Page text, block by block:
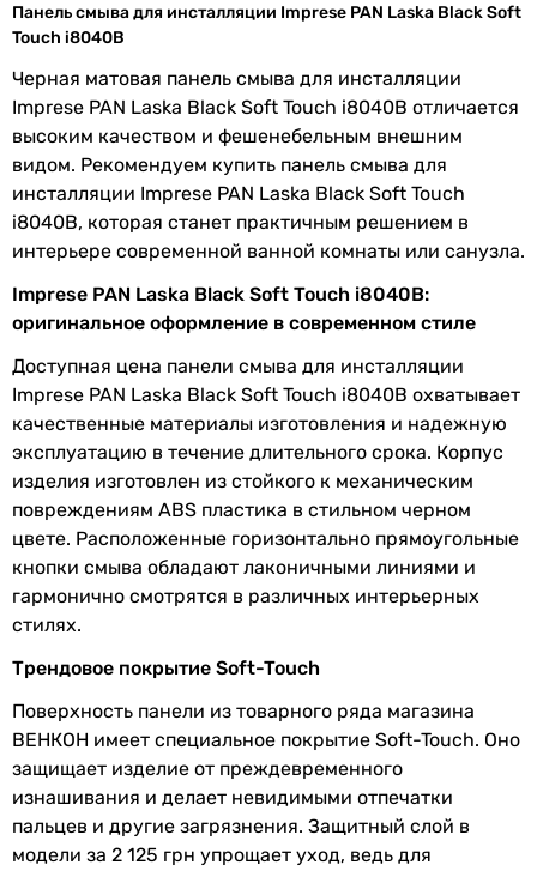
Коллекции PAN i8040B
Производство Чешская Республика
Физические характеристики
смыва
смыва
Ширина 230 мм
Высота 150 мм
Глубина 6.5 мм
Габариты в упаковке
упаковке
Высота в
упаковке
45 мм
упаковке
Панель смыва для инсталляции Imprese PAN Laska Black Soft
Touch i8040B
Черная матовая панель смыва для инсталляции
Imprese PAN Laska Black Soft Touch i8040B отличается
высоким качеством и фешенебельным внешним
видом. Рекомендуем купить панель смыва для
инсталляции Imprese PAN Laska Black Soft Touch
i8040B, которая станет практичным решением в
интерьере современной ванной комнаты или санузла.
Imprese PAN Laska Black Soft Touch i8040B:
оригинальное оформление в современном стиле
Доступная цена панели смыва для инсталляции
Imprese PAN Laska Black Soft Touch i8040B охватывает
качественные материалы изготовления и надежную
эксплуатацию в течение длительного срока. Корпус
изделия изготовлен из стойкого к механическим
повреждениям ABS пластика в стильном черном
цвете. Расположенные горизонтально прямоугольные
кнопки смыва обладают лаконичными линиями и
гармонично смотрятся в различных интерьерных
стилях.
Трендовое покрытие Soft-Touch
Поверхность панели из товарного ряда магазина
ВЕНКОН имеет специальное покрытие Soft-Touch. Оно
защищает изделие от преждевременного
изнашивания и делает невидимыми отпечатки
пальцев и другие загрязнения. Защитный слой в
модели за 2 125 грн упрощает уход, ведь для